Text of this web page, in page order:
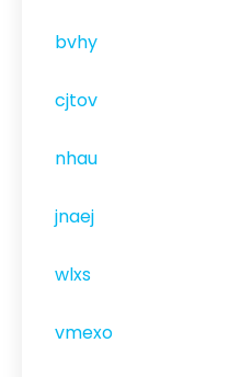
bvhy
cjtov
nhau
jnaej
wlxs
vmexo